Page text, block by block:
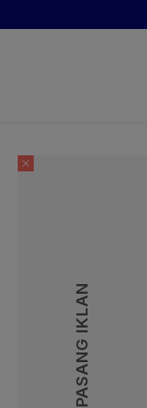
PASANG IKLAN
Pertanian yang
PASANG IKLAN